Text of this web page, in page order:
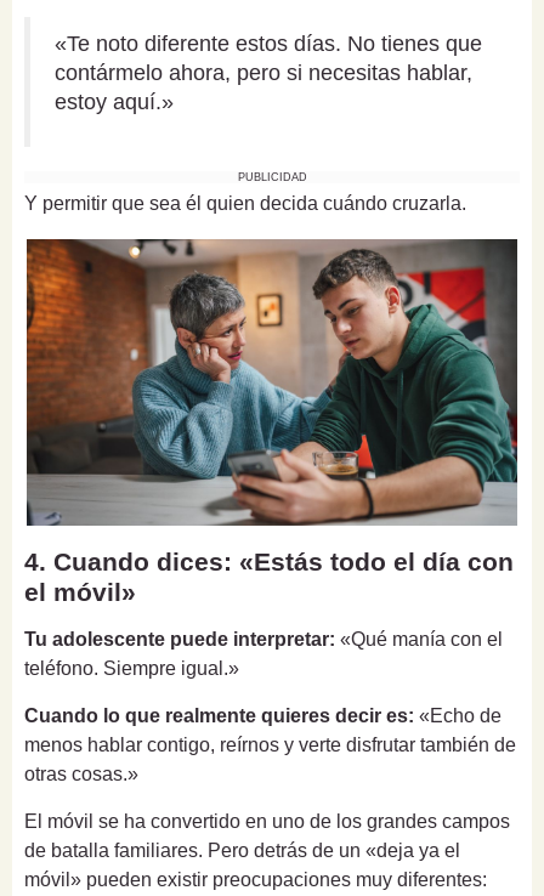
«Te noto diferente estos días. No tienes que
contármelo ahora, pero si necesitas hablar,
estoy aquí.»
PUBLICIDAD
Y permitir que sea él quien decida cuándo cruzarla.
4. Cuando dices: «Estás todo el día con
el móvil»
Tu adolescente puede interpretar: «Qué manía con el
teléfono. Siempre igual.»
Cuando lo que realmente quieres decir es: «Echo de
menos hablar contigo, reírnos y verte disfrutar también de
otras cosas.»
El móvil se ha convertido en uno de los grandes campos
de batalla familiares. Pero detrás de un «deja ya el
móvil» pueden existir preocupaciones muy diferentes: